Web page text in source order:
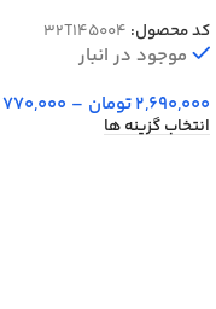
کد محصول: 32T145004
موجود در انبار
2,690,000تومان –
770,000
انتخاب گزینه ها